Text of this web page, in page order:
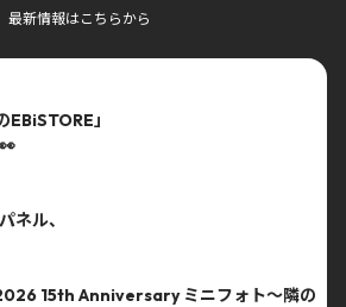
最新情報はこちらから
EBiSTORE」
ネル、
15th Anniversary ミニフォト〜隣の